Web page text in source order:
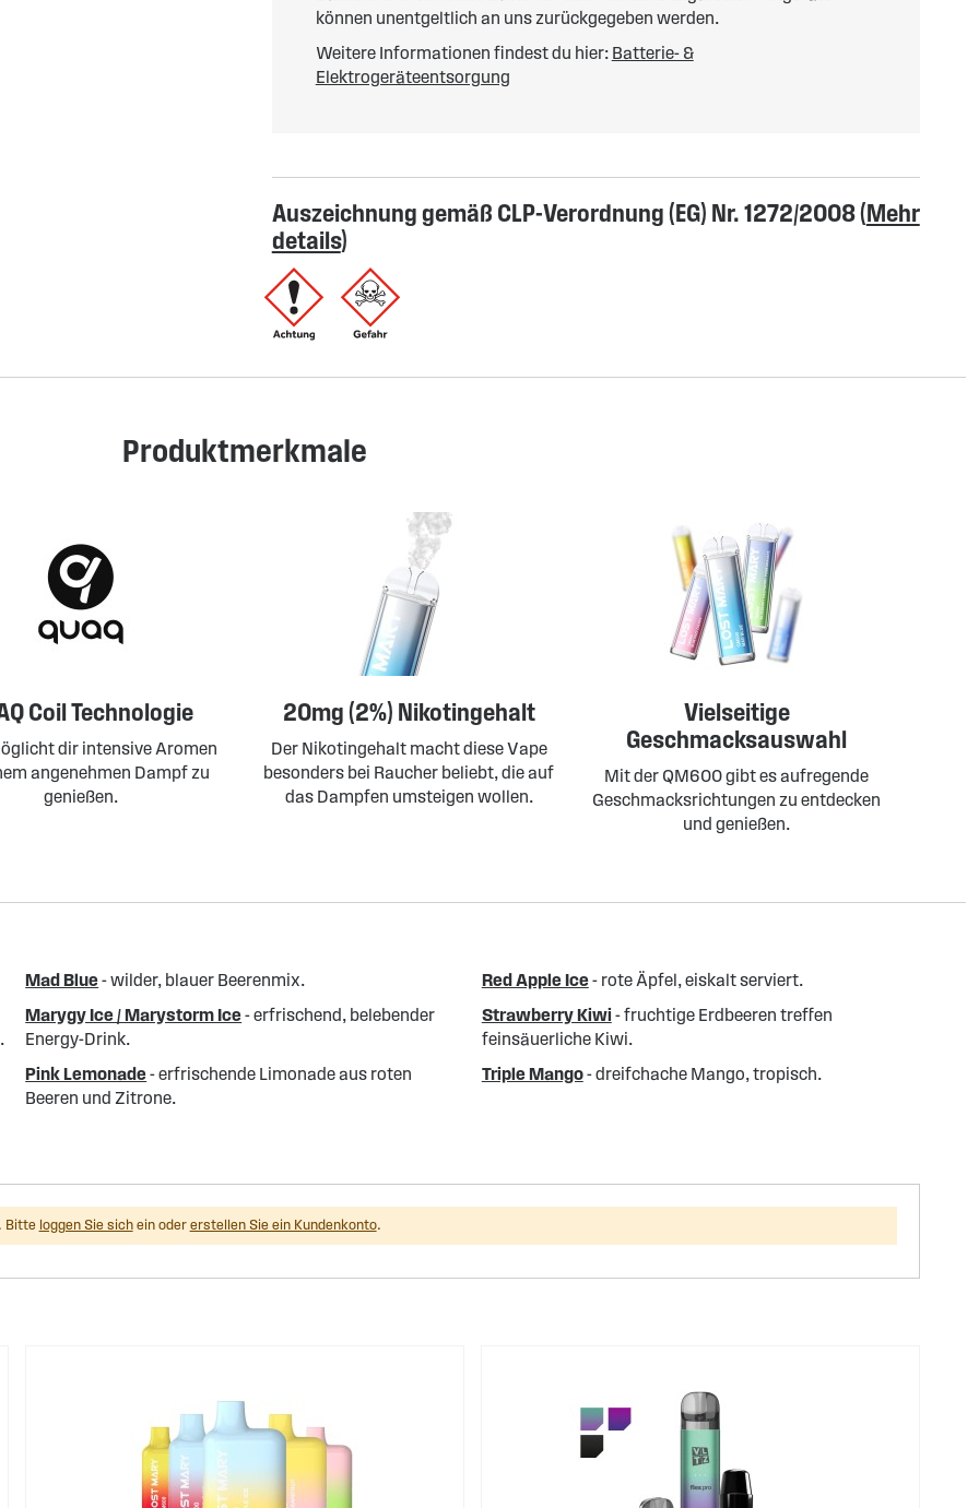
können unentgeltlich an uns zurückgegeben werden.
Weitere Informationen findest du hier: Batterie- &
Elektrogeräteentsorgung
Auszeichnung gemäß CLP-Verordnung (EG) Nr. 1272/2008 (Mehr
details)
Produktmerkmale
Coil Technologie
dir intensive Aromen
angenehmen Dampf zu
genießen.
20mg (2%) Nikotingehalt
Der Nikotingehalt macht diese Vape
besonders bei Raucher beliebt, die auf
das Dampfen umsteigen wollen.
Vielseitige
Geschmacksauswahl
Mit der QM600 gibt es aufregende
Geschmacksrichtungen zu entdecken
und genießen.
Mad Blue- wilder, blauer Beerenmix.
Marygy Ice / Marystorm Ice- erfrischend, belebender
Energy-Drink.
Pink Lemonade- erfrischende Limonade aus roten
Beeren und Zitrone.
Red Apple Ice- rote Äpfel, eiskalt serviert.
Strawberry Kiwi - fruchtige Erdbeeren treffen
feinsäuerliche Kiwi.
Triple Mango- dreifchache Mango, tropisch.
Bitte loggen Sie sichein oder erstellen Sie ein Kundenkonto.